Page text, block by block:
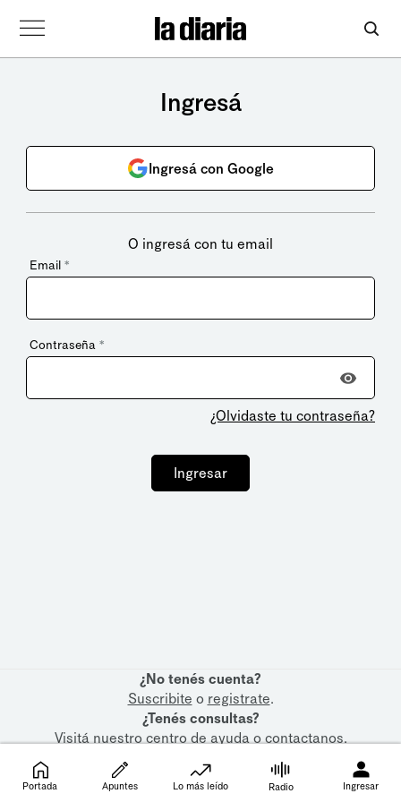
Ingresá
Ingresá con Google
O ingresá con tu email
Email *
Contraseña *
¿Olvidaste tu contraseña?
Ingresar
¿No tenés cuenta?
Suscribite o registrate.
¿Tenés consultas?
Visitá nuestrocentro de ayudaocontactanos.
Portada Apuntes Lo más leído Radio Ingresar